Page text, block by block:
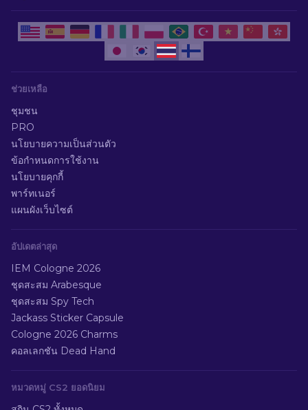
ช่วยเหลือ
ชุมชน
PRO
นโยบายความเป็นส่วนตัว
ข้อกำหนดการใช้งาน
นโยบายคุกกี้
พาร์ทเนอร์
แผนผังเว็บไซต์
อัปเดตล่าสุด
IEM Cologne 2026
ชุดสะสม Arabesque
ชุดสะสม Spy Tech
Jackass Sticker Capsule
Cologne 2026 Charms
คอลเลกชัน Dead Hand
หมวดหมู่ CS2 ยอดนิยม